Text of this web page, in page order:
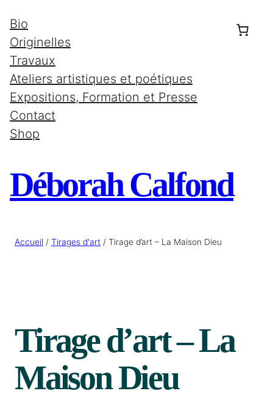
au
contenu
Bio
Originelles
Travaux
Ateliers artistiques et poétiques
Expositions, Formation et Presse
Contact
Shop
Déborah Calfond
Accueil / Tirages d'art / Tirage d’art – La Maison Dieu
Tirage d’art – La
Maison Dieu